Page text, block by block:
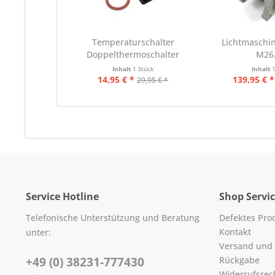
Temperaturschalter
Doppelthermoschalter
grau...
Inhalt 1 Stück
14,95 € * 29,95 € *
Inhalt
139,95 € *
Service Hotline
Telefonische Unterstützung und Beratung
unter:
+49 (0) 38231-777430
Shop
Defektes
Kontakt
Versand
Rückgabe